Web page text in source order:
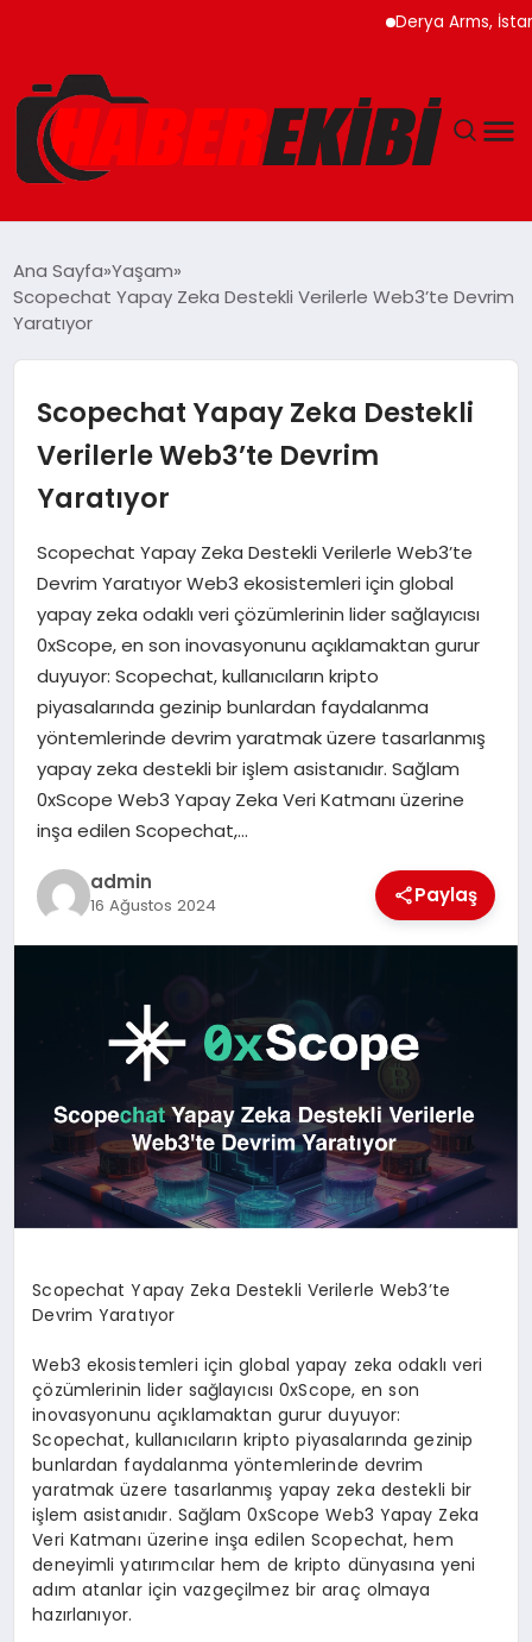
Derya Arms, İstanbul
GÜNCEL
EKONOMI
MAGAZIN
SAĞLIK
SPOR
TEKNOLOJI
YAŞAM
Ana Sayfa Yaşam
Scopechat Yapay Zeka Destekli Verilerle Web3’te Devrim
Yaratıyor
Scopechat Yapay Zeka Destekli
Verilerle Web3’te Devrim
Yaratıyor
Scopechat Yapay Zeka Destekli Verilerle Web3’te
Devrim Yaratıyor Web3 ekosistemleri için global
yapay zeka odaklı veri çözümlerinin lider sağlayıcısı
0xScope, en son inovasyonunu açıklamaktan gurur
duyuyor: Scopechat, kullanıcıların kripto
piyasalarında gezinip bunlardan faydalanma
yöntemlerinde devrim yaratmak üzere tasarlanmış
yapay zeka destekli bir işlem asistanıdır. Sağlam
0xScope Web3 Yapay Zeka Veri Katmanı üzerine
inşa edilen Scopechat,…
admin
16 Ağustos 2024 Paylaş
Scopechat Yapay Zeka Destekli Verilerle Web3’te
Devrim Yaratıyor
Web3 ekosistemleri için global yapay zeka odaklı veri
çözümlerinin lider sağlayıcısı 0xScope, en son
inovasyonunu açıklamaktan gurur duyuyor:
Scopechat, kullanıcıların kripto piyasalarında gezinip
bunlardan faydalanma yöntemlerinde devrim
yaratmak üzere tasarlanmış yapay zeka destekli bir
işlem asistanıdır. Sağlam 0xScope Web3 Yapay Zeka
Veri Katmanı üzerine inşa edilen Scopechat, hem
deneyimli yatırımcılar hem de kripto dünyasına yeni
adım atanlar için vazgeçilmez bir araç olmaya
hazırlanıyor.